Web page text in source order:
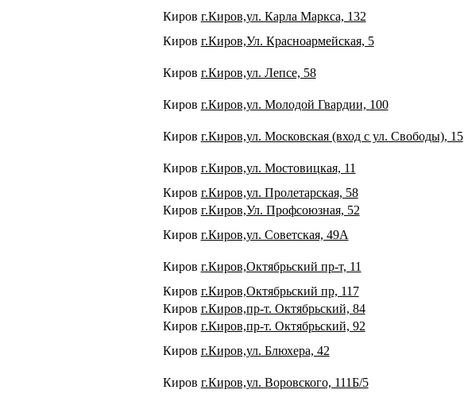
Киров г.Киров,ул. Карла Маркса, 132
Киров г.Киров,Ул. Красноармейская, 5
Киров г.Киров,ул. Лепсе, 58
Киров г.Киров,ул. Молодой Гвардии, 100
Киров г.Киров,ул. Московская (вход с ул. Свободы), 15
Киров г.Киров,ул. Мостовицкая, 11
Киров г.Киров,ул. Пролетарская, 58
Киров г.Киров,Ул. Профсоюзная, 52
Киров г.Киров,ул. Советская, 49А
Киров г.Киров,Октябрьский пр-т, 11
Киров г.Киров,Октябрьский пр, 117
Киров г.Киров,пр-т. Октябрьский, 84
Киров г.Киров,пр-т. Октябрьский, 92
Киров г.Киров,ул. Блюхера, 42
Киров г.Киров,ул. Воровского, 111Б/5